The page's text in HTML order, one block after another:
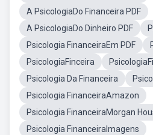
A PsicologiaDo Financeira PDF
A PsicologiaDo Dinheiro PDF
Psicologia FinanceiraEm PDF
PsicologiaFinceira
Psicologia Da Financeira
Psicologia FinanceiraAmazon
Psicologia FinanceiraMorgan
Psicologia FinanceiraImagens